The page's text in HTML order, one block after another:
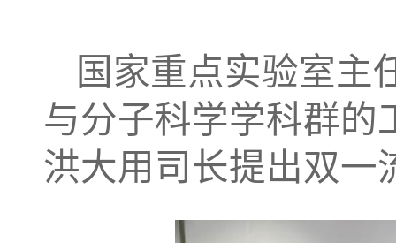
国家重点实验室主
与分子科学学科群的
洪大用司长提出双一